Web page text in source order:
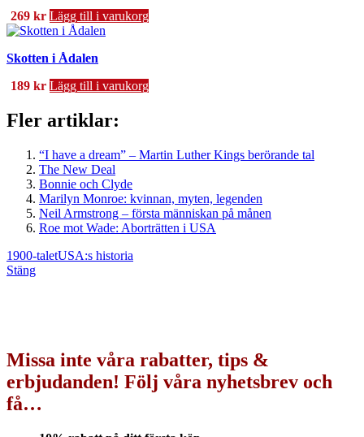
269 kr Lägg till i varukorg
Skotten i Ådalen
189 kr Lägg till i varukorg
Fler artiklar:
“I have a dream” – Martin Luther Kings berörande tal
The New Deal
Bonnie och Clyde
Marilyn Monroe: kvinnan, myten, legenden
Neil Armstrong – första människan på månen
Roe mot Wade: Aborträtten i USA
1900-taletUSA:s historia
Stäng
Missa inte våra rabatter, tips &
erbjudanden! Följ våra nyhetsbrev och
få…